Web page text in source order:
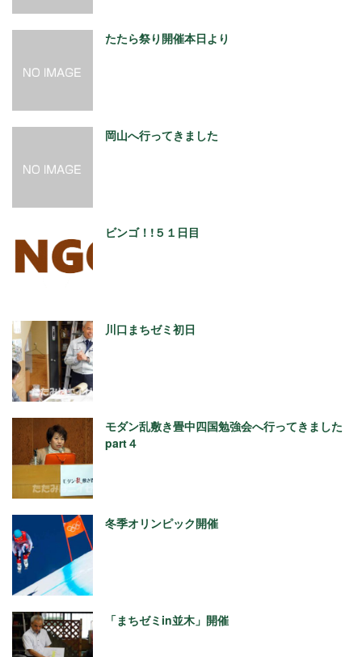
たたら祭り開催本日より
岡山へ行ってきました
ビンゴ！!５１日目
川口まちゼミ初日
モダン乱敷き畳中四国勉強会へ行ってきました
part４
冬季オリンピック開催
「まちゼミin並木」開催